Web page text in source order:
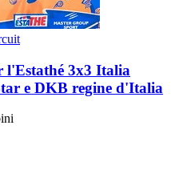
l'Estathé 3x3 Italia
e DKB regine d'Italia